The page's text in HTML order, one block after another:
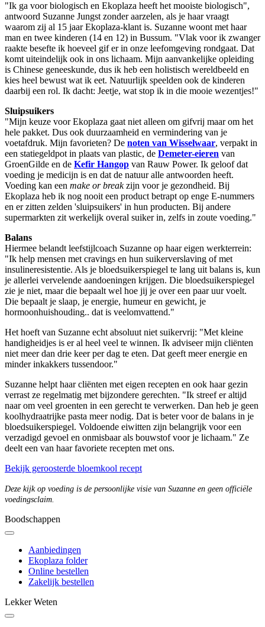
"Ik ga voor biologisch en Ekoplaza heeft het mooiste biologisch",
antwoord Suzanne Jungst zonder aarzelen, als je haar vraagt
waarom zij al 15 jaar Ekoplaza-klant is. Suzanne woont met haar
man en twee kinderen (14 en 12) in Bussum. "Vlak voor ik zwanger
raakte besefte ik hoeveel gif er in onze leefomgeving rondgaat. Dat
komt uiteindelijk ook in ons lichaam. Mijn aanvankelijke opleiding
is Chinese geneeskunde, dus ik heb een holistisch wereldbeeld en
kies heel bewust wat ik eet. Natuurlijk speelden ook de kinderen
daarbij een rol. Ik dacht: Jeetje, wat stop ik in die mooie wezentjes!"
Sluipsuikers
"Mijn keuze voor Ekoplaza gaat niet alleen om gifvrij maar om het
hele pakket. Dus ook duurzaamheid en vermindering van je
voetafdruk. Mijn favorieten? De noten van Wisselwaar, verpakt in
een statiegeldpot in plaats van plastic, de Demeter-eieren van
GroenGilde en de Kefir Hangop van Rauw Power. Ik geloof dat
voeding je medicijn is en dat de natuur alle antwoorden heeft.
Voeding kan een make or breakzijn voor je gezondheid. Bij
Ekoplaza heb ik nog nooit een product betrapt op enge E-nummers
en er zitten zelden 'sluipsuikers' in hun producten. Bij andere
supermarkten zit werkelijk overal suiker in, zelfs in zoute voeding."
Balans
Hiermee belandt leefstijlcoach Suzanne op haar eigen werkterrein:
"Ik help mensen met cravings en hun suikerverslaving of met
insulineresistentie. Als je bloedsuikerspiegel te lang uit balans is, kun
je allerlei vervelende aandoeningen krijgen. Die bloedsuikerspiegel
zie je niet, maar die bepaalt wel hoe jij je over een paar uur voelt.
Die bepaalt je slaap, je energie, humeur en gewicht, je
hormoonhuishouding.. dat is veelomvattend."
Het hoeft van Suzanne echt absoluut niet suikervrij: "Met kleine
handigheidjes is er al heel veel te winnen. Ik adviseer mijn cliënten
niet meer dan drie keer per dag te eten. Dat geeft meer energie en
minder inkakkers tussendoor."
Suzanne helpt haar cliënten met eigen recepten en ook haar gezin
verrast ze regelmatig met bijzondere gerechten. "Ik streef er altijd
naar om veel groenten in een gerecht te verwerken. Dan heb je geen
koolhydraatrijke pasta meer nodig. Dat is beter voor de balans in je
bloedsuikerspiegel. Voldoende eiwitten zijn belangrijk voor een
verzadigd gevoel en onmisbaar als bouwstof voor je lichaam." Ze
deelt een van haar favoriete recepten met ons.
Bekijk geroosterde bloemkool recept
Deze kijk op voeding is de persoonlijke visie van Suzanne en geen officiële
voedingsclaim.
Boodschappen
Aanbiedingen
Ekoplaza folder
Online bestellen
Zakelijk bestellen
Lekker Weten